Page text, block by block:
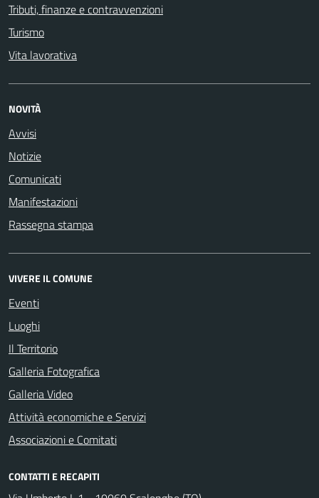
Tributi, finanze e contravvenzioni
Turismo
Vita lavorativa
NOVITÀ
Avvisi
Notizie
Comunicati
Manifestazioni
Rassegna stampa
VIVERE IL COMUNE
Eventi
Luoghi
Il Territorio
Galleria Fotografica
Galleria Video
Attività economiche e Servizi
Associazioni e Comitati
CONTATTI E RECAPITI